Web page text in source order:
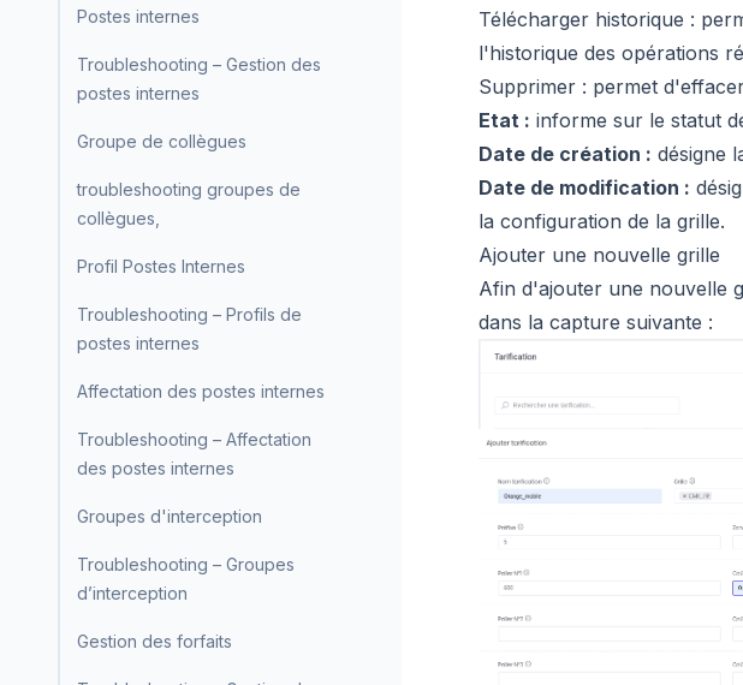
Postes internes
Troubleshooting – Gestion des
postes internes
Groupe de collègues
troubleshooting groupes de
collègues,
Profil Postes Internes
Troubleshooting – Profils de
postes internes
Affectation des postes internes
Troubleshooting – Affectation
des postes internes
Groupes d'interception
Troubleshooting – Groupes
d’interception
Gestion des forfaits
Télécharger historique :
l'historique des opérations
Supprimer : permet
Etat : informe sur le statut
Date de création : désigne
Date de modification :
la configuration de la grille.
Ajouter une nouvelle grille
Afin d'ajouter une nouvelle
dans la capture suivante :